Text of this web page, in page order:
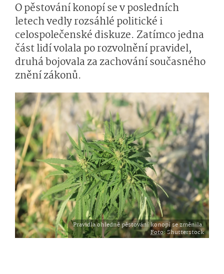
O pěstování konopí se v posledních
letech vedly rozsáhlé politické i
celospolečenské diskuze. Zatímco jedna
část lidí volala po rozvolnění pravidel,
druhá bojovala za zachování současného
znění zákonů.
Pravidla ohledně pěstování konopí se změnila.
Foto: Shutterstock